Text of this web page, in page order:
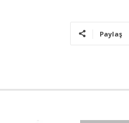
Paylaş